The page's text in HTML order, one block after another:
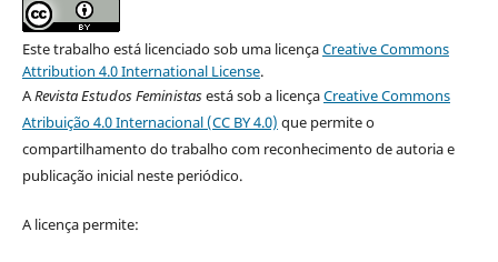
Este trabalho está licenciado sob uma licençaCreative Commons
Attribution 4.0 International License.
ARevista Estudos Feministasestá sob a licençaCreative Commons
Atribuição 4.0 Internacional (CC BY 4.0) que permite o
compartilhamento do trabalho com reconhecimento de autoria e
publicação inicial neste periódico.
A licença permite: